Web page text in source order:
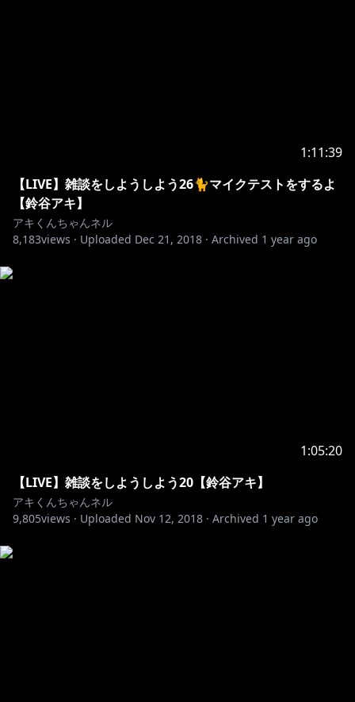
1:11:39
【LIVE】雑談をしようしよう26🐈マイクテストをするよ
【鈴谷アキ】
アキくんちゃんネル
8,183views · Uploaded Dec 21, 2018 · Archived 1 year ago
1:05:20
【LIVE】雑談をしようしよう20【鈴谷アキ】
アキくんちゃんネル
9,805views · Uploaded Nov 12, 2018 · Archived 1 year ago